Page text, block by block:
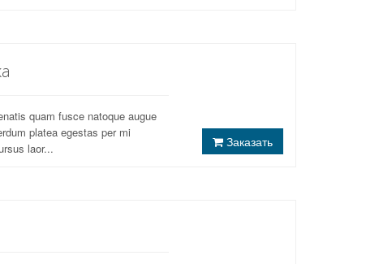
quam fusce natoque augue
platea egestas per mi
laor...
Заказать